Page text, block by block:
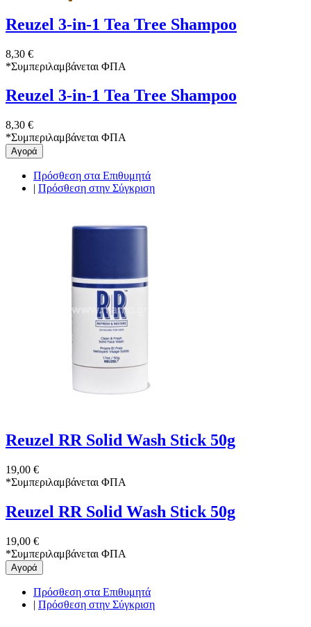
Reuzel 3-in-1 Tea Tree Shampoo
8,30 €
*Συμπεριλαμβάνεται ΦΠΑ
Reuzel 3-in-1 Tea Tree Shampoo
8,30 €
*Συμπεριλαμβάνεται ΦΠΑ
Αγορά
Πρόσθεση στα Επιθυμητά
| Πρόσθεση στην Σύγκριση
Reuzel RR Solid Wash Stick 50g
19,00 €
*Συμπεριλαμβάνεται ΦΠΑ
Reuzel RR Solid Wash Stick 50g
19,00 €
*Συμπεριλαμβάνεται ΦΠΑ
Αγορά
Πρόσθεση στα Επιθυμητά
| Πρόσθεση στην Σύγκριση